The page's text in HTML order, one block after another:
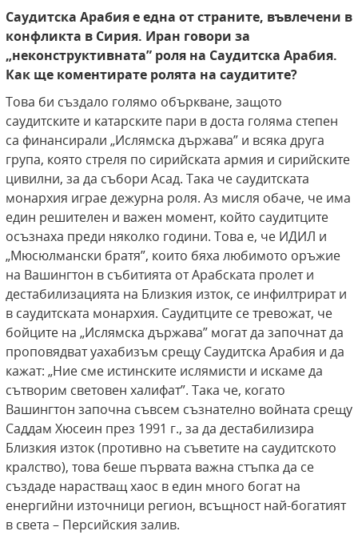
Саудитска Арабия е една от страните, въвлечени в
конфликта в Сирия. Иран говори за
„неконструктивната” роля на Саудитска Арабия.
Как ще коментирате ролята на саудитите?
Това би създало голямо объркване, защото
саудитските и катарските пари в доста голяма степен
са финансирали „Ислямска държава” и всяка друга
група, която стреля по сирийската армия и сирийските
цивилни, за да събори Асад. Така че саудитската
монархия играе дежурна роля. Аз мисля обаче, че има
един решителен и важен момент, който саудитците
осъзнаха преди няколко години. Това е, че ИДИЛ и
„Мюсюлмански братя”, които бяха любимото оръжие
на Вашингтон в събитията от Арабската пролет и
дестабилизацията на Близкия изток, се инфилтрират и
в саудитската монархия. Саудитците се тревожат, че
бойците на „Ислямска държава” могат да започнат да
проповядват уахабизъм срещу Саудитска Арабия и да
кажат: „Ние сме истинските ислямисти и искаме да
сътворим световен халифат”. Така че, когато
Вашингтон започна съвсем съзнателно войната срещу
Саддам Хюсеин през 1991 г., за да дестабилизира
Близкия изток (противно на съветите на саудитското
кралство), това беше първата важна стъпка да се
създаде нарастващ хаос в един много богат на
енергийни източници регион, всъщност най-богатият
в света – Персийския залив.